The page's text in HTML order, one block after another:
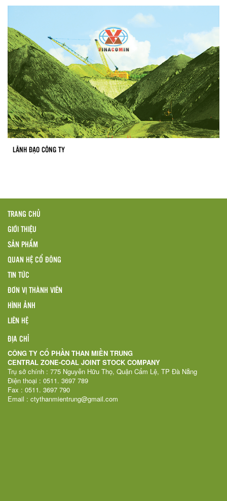
LÃNH ĐẠO CÔNG TY
TRANG CHỦ
GIỚI THIỆU
SẢN PHẨM
QUAN HỆ CỔ ĐÔNG
TIN TỨC
ĐƠN VỊ THÀNH VIÊN
HÌNH ẢNH
LIÊN HỆ
ĐỊA CHỈ
CÔNG TY CỔ PHẦN THAN MIỀN TRUNG
CENTRAL ZONE-COAL JOINT STOCK COMPANY
Trụ sở chính : 775 Nguyễn Hữu Thọ, Quận Cẩm Lệ, TP Đà Nẵng
Điện thoại : 0511. 3697 789
Fax : 0511. 3697 790
Email : ctythanmientrung@gmail.com